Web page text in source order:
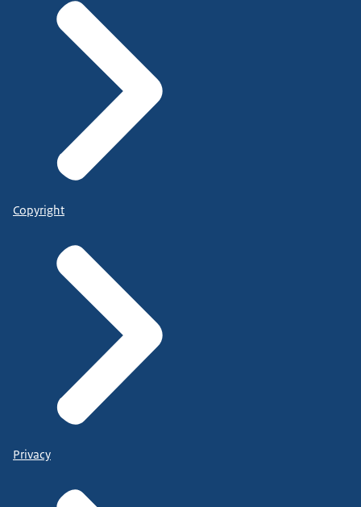
Copyright
Privacy